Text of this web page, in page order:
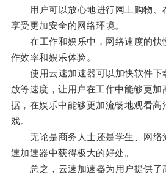
用户可以放心地进行网上购物、
享受更加安全的网络环境。
在工作和娱乐中，网络速度的快
作效率和娱乐体验。
使用云速加速器可以加快软件下
放等速度，让用户在工作中能够更加
据，在娱乐中能够更加流畅地观看高
戏。
无论是商务人士还是学生、网络
速加速器中获得极大的好处。
总之，云速加速器为用户提供了